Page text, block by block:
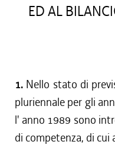
ED AL
1. Nello stato di
pluriennale per gli
l' anno 1989 sono
di competenza, di cui